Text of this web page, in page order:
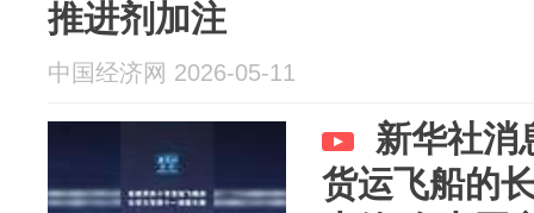
推进剂加注
中国经济网 2026-05-11
新华社消
货运飞船的